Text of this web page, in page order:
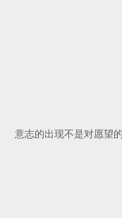
意志的出现不是对愿望